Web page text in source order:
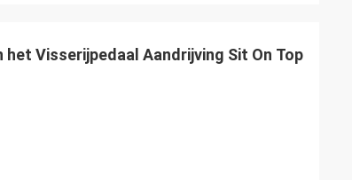
het Visserijpedaal Aandrijving Sit On Top